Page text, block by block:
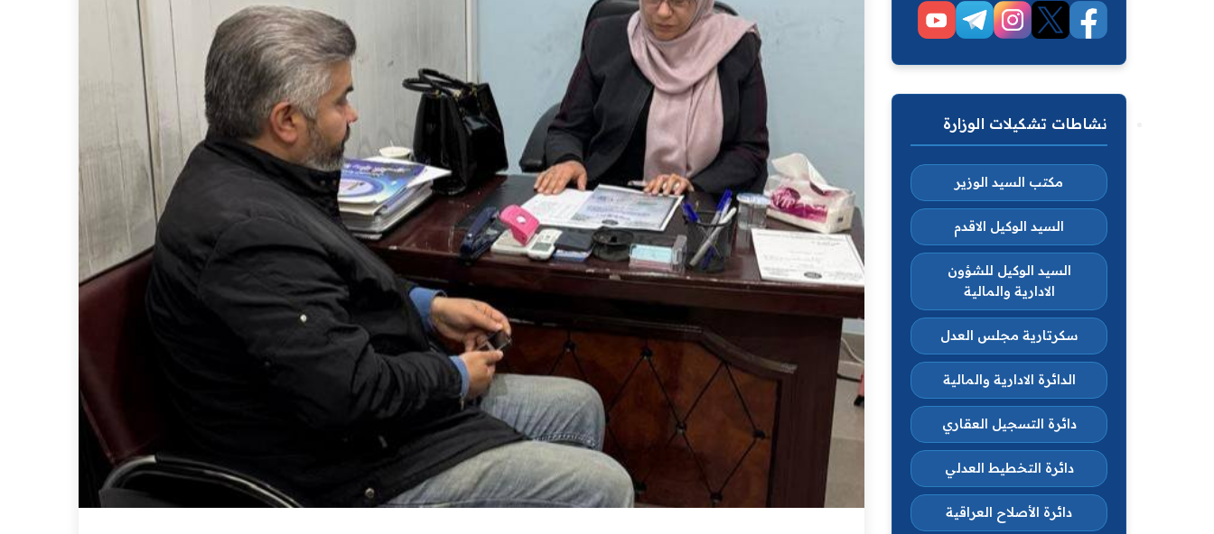
نشاطات تشكيلات الوزارة
مكتب السيد الوزير
السيد الوكيل الاقدم
السيد الوكيل للشؤون
الادارية والمالية
سكرتارية مجلس العدل
الدائرة الادارية والمالية
دائرة التسجيل العقاري
دائرة التخطيط العدلي
دائرة الأصلاح العراقية